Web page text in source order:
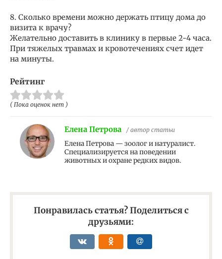
8. Сколько времени можно держать птицу дома до
визита к врачу?
Желательно доставить в клинику в первые 2-4 часа.
При тяжелых травмах и кровотечениях счет идет
на минуты.
Рейтинг
( Пока оценок нет )
Елена Петрова / автор статьи
Елена Петрова — зоолог и натуралист.
Специализируется на поведении
животных и охране редких видов.
Понравилась статья? Поделиться с
друзьями: